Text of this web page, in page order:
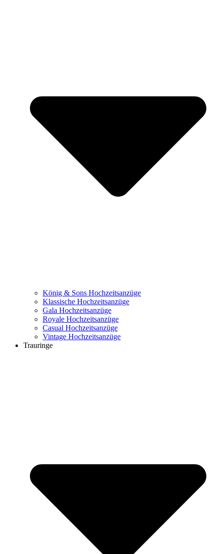
König & Sons Hochzeitsanzüge
Klassische Hochzeitsanzüge
Gala Hochzeitsanzüge
Royale Hochzeitsanzüge
Casual Hochzeitsanzüge
Vintage Hochzeitsanzüge
Trauringe